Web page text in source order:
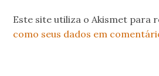
Este site utiliza o Akismet para
como seus dados em